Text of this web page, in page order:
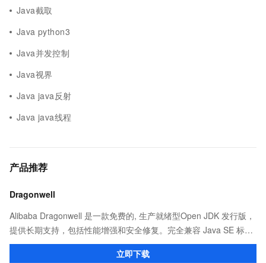
Java截取
Java python3
Java并发控制
Java视界
Java java反射
Java java线程
产品推荐
Dragonwell
Alibaba Dragonwell 是一款免费的, 生产就绪型Open JDK 发行版，
提供长期支持，包括性能增强和安全修复。完全兼容 Java SE 标
准，您可以在任何常用操作系统（包括 Linux、Windows 和
macOS）上开发 Java 应用程序。立即下载